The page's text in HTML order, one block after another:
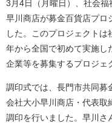
3月4日（月曜日）、社会
早川商店が募金百貨店プロ
した。このプロジェクト
年から全国で初めて実施し
企業等を募集するプロジェ
調印式では、長門市共同募
会社大小早川商店・代表取
調印を行いました。早川さ